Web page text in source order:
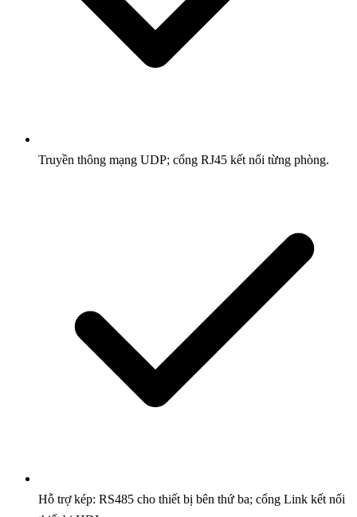
Truyền thông mạng UDP; cổng RJ45 kết nối từng phòng.
Hỗ trợ kép: RS485 cho thiết bị bên thứ ba; cổng Link kết nối